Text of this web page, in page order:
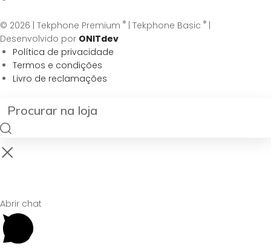
© 2026 | Tekphone Premium ® | Tekphone Basic ®
Desenvolvido por ONITdev
Política de privacidade
Termos e condições
Livro de reclamações
Abrir chat